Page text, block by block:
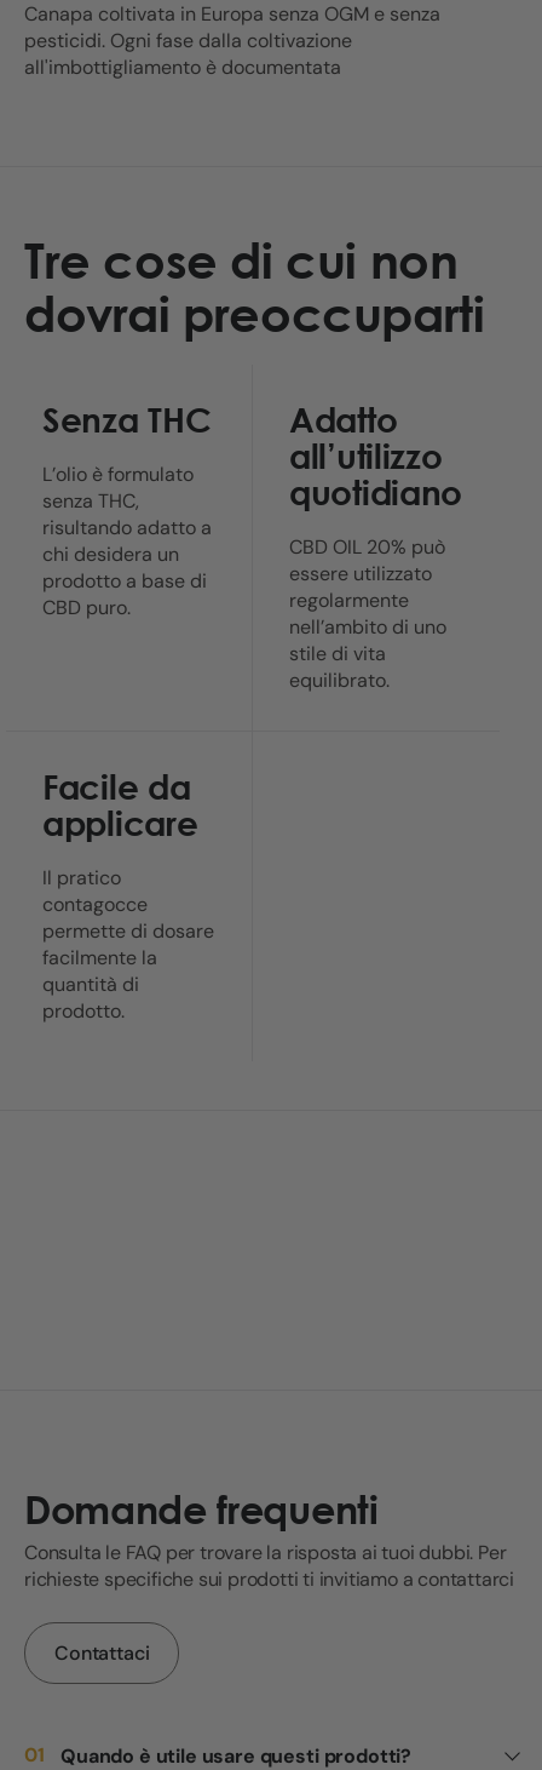
Canapa coltivata in Europa senza OGM e senza
pesticidi. Ogni fase dalla coltivazione
all'imbottigliamento è documentata
Tre cose di cui non
dovrai preoccuparti
Senza THC
L’olio è formulato
senza THC,
risultando adatto a
chi desidera un
prodotto a base di
CBD puro.
Adatto
all’utilizzo
quotidiano
CBD OIL 20% può
essere utilizzato
regolarmente
nell’ambito di uno
stile di vita
equilibrato.
Facile da
applicare
Il pratico
contagocce
permette di dosare
facilmente la
quantità di
prodotto.
Domande frequenti
Consulta le FAQ per trovare la risposta ai tuoi dubbi. Per
richieste specifiche sui prodotti ti invitiamo a contattarci
Contattaci
Quando è utile usare questi prodotti?